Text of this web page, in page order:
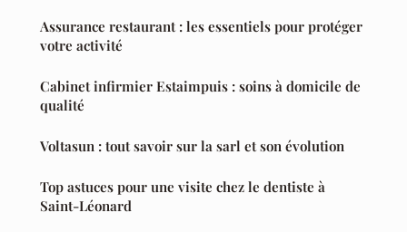
Assurance restaurant : les essentiels pour protéger
votre activité
Cabinet infirmier Estaimpuis : soins à domicile de
qualité
Voltasun : tout savoir sur la sarl et son évolution
Top astuces pour une visite chez le dentiste à
Saint-Léonard